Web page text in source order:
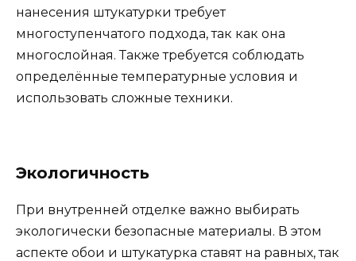
нанесения штукатурки требует
многоступенчатого подхода, так как она
многослойная. Также требуется соблюдать
определённые температурные условия и
использовать сложные техники.
Экологичность
При внутренней отделке важно выбирать
экологически безопасные материалы. В этом
аспекте обои и штукатурка ставят на равных, так